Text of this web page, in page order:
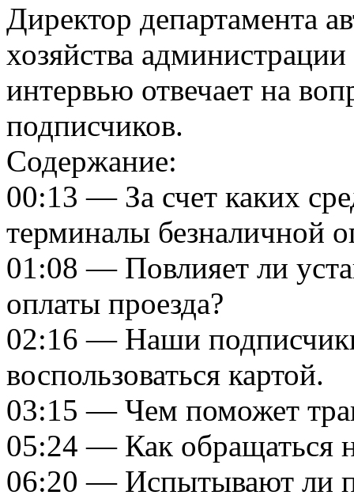
Директор департамента
хозяйства
интервью отвечает на
подписчиков.
Содержание:
00:13 — За счет каких
терминалы безналичной
01:08 — Повлияет ли
оплаты проезда?
02:16 — Наши подписчики
воспользоваться картой.
03:15 — Чем поможет
05:24 — Как обращаться
06:20 — Испытывают ли